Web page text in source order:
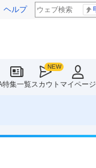
ヘルプ
特集一覧スカウト マイページ